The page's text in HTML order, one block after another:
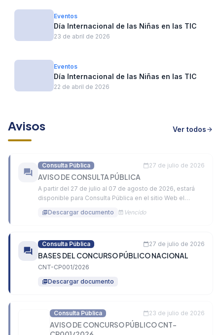
Eventos
Día Internacional de las Niñas en las TIC
23 de abril de 2026
Eventos
Día Internacional de las Niñas en las TIC
22 de abril de 2026
Avisos Ver todos arrow_forward
forum
Consulta Pública calendar_today27 de julio de 2026
AVISO DE CONSULTA PÚBLICA
A partir del 27 de julio al 07 de agosto de 2026, estará
disponible para Consulta Pública en el sitio Web el
“Modificación del Plan Nacional de Atribución de
picture_as_pdfDescargar documento event_busy Vencido
forum
Consulta Pública calendar_today27 de julio de 2026
BASES DEL CONCURSO PÚBLICO NACIONAL
CNT-CP001/2026
picture_as_pdfDescargar documento
Consulta Pública calendar_today23 de julio de 2026
AVISO DE CONCURSO PÚBLICO CNT-